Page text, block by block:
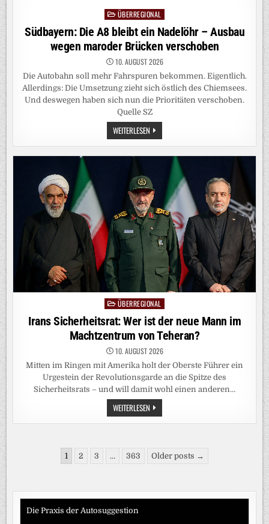
DER
BUNDESWEHR
WERDEN
Posted
in
ÜBERREGIONAL
Südbayern: Die A8 bleibt ein Nadelöhr – Ausbau
wegen maroder Brücken verschoben
10. AUGUST 2026
Die Autobahn soll mehr Fahrspuren bekommen. Eigentlich.
Allerdings: Die Umsetzung zieht sich östlich des Chiemsees.
Und deswegen haben sich nun die Prioritäten verschoben.
Quelle SZ
WEITERLESEN SÜDBAYERN:
DIE
A8
NADELÖHR
–
AUSBAU
WEGEN
MARODER
BRÜCKEN
VERSCHOBEN
PostedÜBERREGIONAL
Irans Sicherheitsrat: Wer ist der neue Mann im
Machtzentrum von Teheran?
10. AUGUST 2026
Mitten im Ringen mit Amerika holt der Oberste Führer ein
Urgestein der Revolutionsgarde an die Spitze des
Sicherheitsrats – und will damit wohl einen anderen…
WEITERLESEN IRANS
SICHERHEITSRAT:
WER
MANN
IM
Seitennummerierung
Beiträge
1 2 3 … 363 Older posts →
Die Praxis der Autosuggestion